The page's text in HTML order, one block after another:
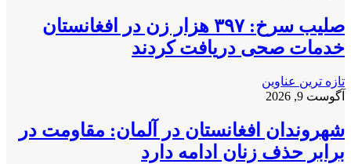
صلیب سرخ: ۳۹۷ هزار زن در افغانستان
خدمات صحی دریافت کردند
تازه ترین عناوین
آگوست 9, 2026
شهروندان افغانستان در آلمان: مقاومت در
برابر حذف زنان ادامه دارد